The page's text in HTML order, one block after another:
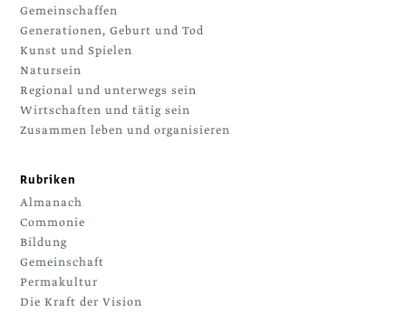
Gemeinschaffen
Generationen, Geburt und Tod
Kunst und Spielen
Natursein
Regional und unterwegs sein
Wirtschaften und tätig sein
Zusammen leben und organisieren
Rubriken
Almanach
Commonie
Bildung
Gemeinschaft
Permakultur
Die Kraft der Vision